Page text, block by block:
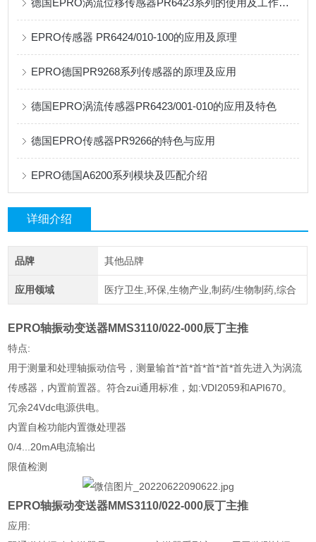
德国EPRO涡流位移传感器PR6423系列的使用及工作原理
EPRO传感器 PR6424/010-100的应用及原理
EPRO德国PR9268系列传感器的原理及应用
德国EPRO涡流传感器PR6423/001-010的应用及特色
德国EPRO传感器PR9266的特色与应用
EPRO德国A6200系列模块及匹配介绍
详细介绍
品牌 其他品牌
应用领域 医疗卫生,环保,生物产业,制药/生物制药,综合
EPRO轴振动变送器MMS3110/022-000辰丁主推
特点:
用于测量和处理轴振动信号，测量输首*首*首*首*首*首先进入为涡流
传感器，内置前置器。符合zui通用标准，如:VDI2059和API670。
冗余24Vdc电源供电。
内置自检功能内置微处理器
0/4...20mA电流输出
限值检测
EPRO轴振动变送器MMS3110/022-000辰丁主推
应用: